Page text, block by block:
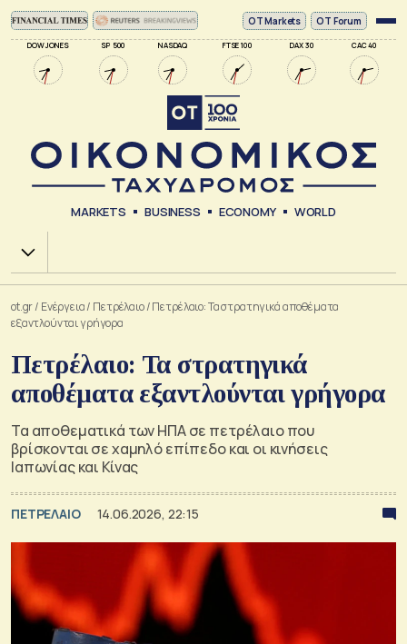
DOW JONES SP 500 NASDAQ FTSE 100 DAX 30 CAC 40
ΟΤ Markets OT Forum
MARKETS BUSINESS ECONOMY WORLD
Χ.Α.
ot.gr/ Ενέργεια/ Πετρέλαιο/Πετρέλαιο: Τα στρατηγικά αποθέματα
εξαντλούνται γρήγορα
Πετρέλαιο: Τα στρατηγικά
αποθέματα εξαντλούνται γρήγορα
Τα αποθεματικά των ΗΠΑ σε πετρέλαιο που
βρίσκονται σε χαμηλό επίπεδο και οι κινήσεις
Ιαπωνίας και Κίνας
ΠΕΤΡΕΛΑΙΟ 14.06.2026, 22:15